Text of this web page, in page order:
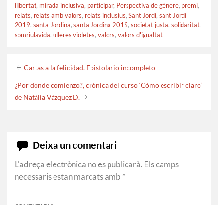
llibertat, mirada inclusiva, participar, Perspectiva de gènere, premi,
relats, relats amb valors, relats inclusius, Sant Jordi, sant Jordi
2019, santa Jordina, santa Jordina 2019, societat justa, solidaritat,
somriulavida, ulleres violetes, valors, valors d'igualtat
Post
navigation
Cartas a la felicidad. Epistolario incompleto
¿Por dónde comienzo?, crónica del curso ‘Cómo escribir claro’
de Natàlia Vázquez D.
Deixa un comentari
L'adreça electrònica no es publicarà. Els camps
necessaris estan marcats amb *